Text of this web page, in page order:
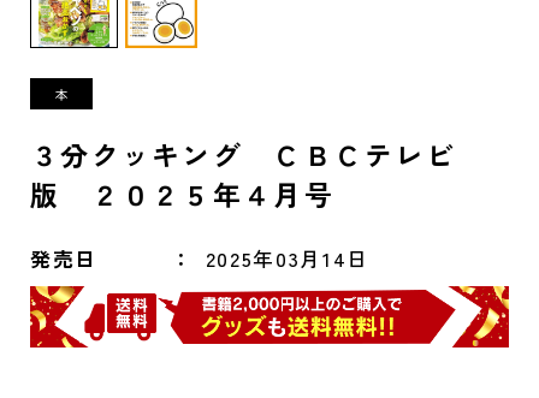
３分クッキング ＣＢＣテレビ
版 ２０２５年４月号
発売日 2025年03月14日